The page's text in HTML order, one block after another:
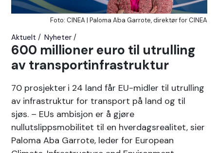
Foto: CINEA | Paloma Aba Garrote, direktør for CINEA
Aktuelt Nyheter
600 millioner euro til utrulling
av transportinfrastruktur
70 prosjekter i 24 land får EU-midler til utrulling
av infrastruktur for transport på land og til
sjøs. – EUs ambisjon er å gjøre
nullutslippsmobilitet til en hverdagsrealitet, sier
Paloma Aba Garrote, leder for European